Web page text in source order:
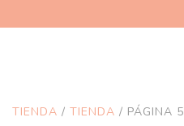
TIENDA / TIENDA / PÁGINA 5